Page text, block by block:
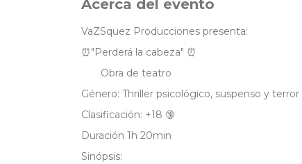
Acerca del evento
VaZSquez Producciones presenta:
⏰"Perderá la cabeza" ⏰
Obra de teatro
Género: Thriller psicológico, suspenso y terror
Clasificación: +18 🔞
Duración 1h 20min
Sinópsis: